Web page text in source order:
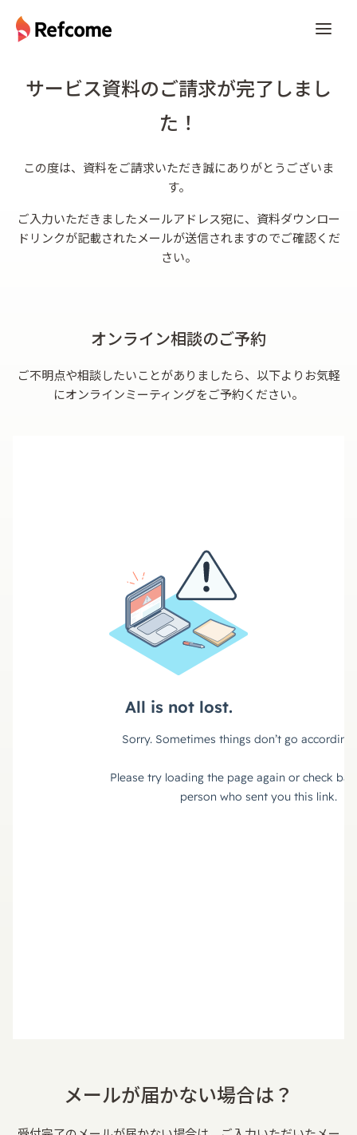
サービス資料のご請求が完了しまし
た！
この度は、資料をご請求いただき誠にありがとうございま
す。
ご入力いただきましたメールアドレス宛に、資料ダウンロー
ドリンクが記載されたメールが送信されますのでご確認くだ
さい。
オンライン相談のご予約
ご不明点や相談したいことがありましたら、以下よりお気軽
にオンラインミーティングをご予約ください。
メールが届かない場合は？